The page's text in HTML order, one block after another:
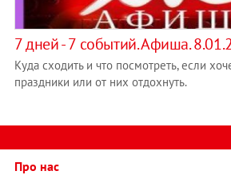
7 дней - 7 событий. Афиша.
Куда сходить и что посмотреть, если
праздники или от них отдохнуть.
Про нас